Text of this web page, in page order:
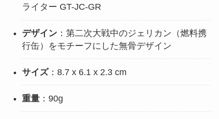
ライター GT-JC-GR
デザイン：第二次大戦中のジェリカン（燃料携
行缶）をモチーフにした無骨デザイン
サイズ：8.7 x 6.1 x 2.3 cm
重量：90g